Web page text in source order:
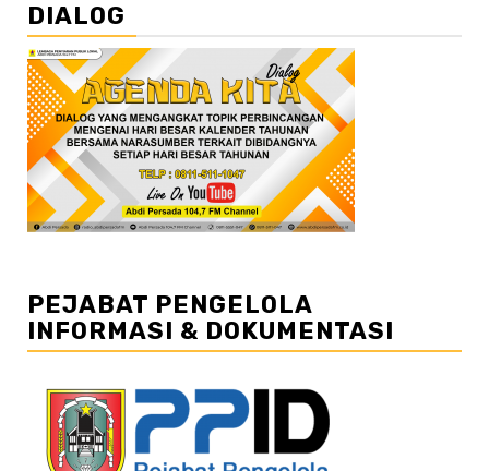
DIALOG
PEJABAT PENGELOLA
INFORMASI & DOKUMENTASI